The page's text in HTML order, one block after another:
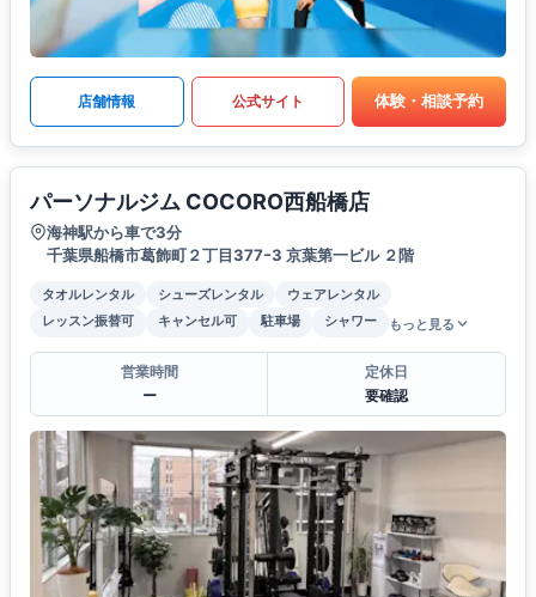
店舗情報 公式サイト 体験・相談予約
パーソナルジム COCORO西船橋店
海神駅から車で3分
千葉県船橋市葛飾町２丁目377ｰ3 京葉第一ビル ２階
タオルレンタル シューズレンタル
ウェアレンタル
レッスン振替可
キャンセル可 駐車場 シャワー もっと見る
営業時間
ー
定休日
要確認